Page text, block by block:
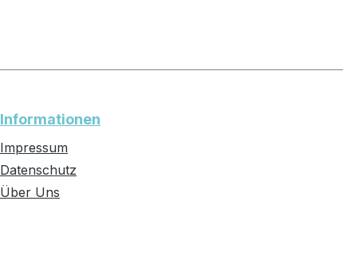
Informationen
Impressum
Datenschutz
Über Uns